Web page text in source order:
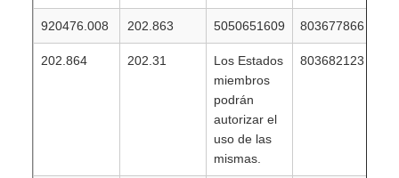
920476.008 202.863 5050651609 803677866
202.864 202.31
Los Estados
miembros
podrán
autorizar el
uso de las
mismas.
803682123